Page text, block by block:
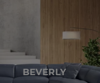
BEVERLY